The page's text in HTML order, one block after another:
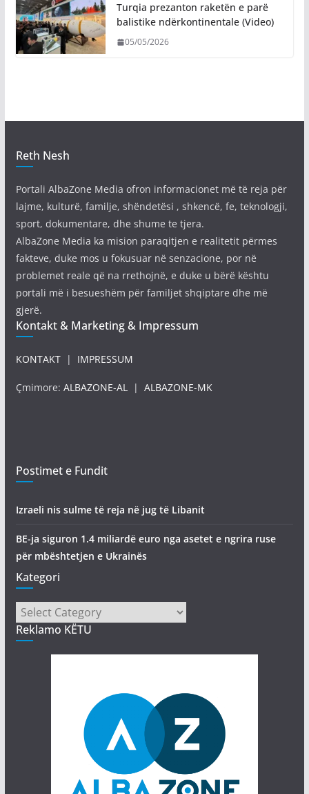
Turqia prezanton raketën e parë
balistike ndërkontinentale (Video)
05/05/2026
Reth Nesh
Portali AlbaZone Media ofron informacionet më të reja për
lajme, kulturë, familje, shëndetësi , shkencë, fe, teknologji,
sport, dokumentare, dhe shume te tjera.
AlbaZone Media ka mision paraqitjen e realitetit përmes
fakteve, duke mos u fokusuar në senzacione, por në
problemet reale që na rrethojnë, e duke u bërë kështu
portali më i besueshëm për familjet shqiptare dhe më
gjerë.
Kontakt & Marketing & Impressum
KONTAKT| IMPRESSUM
Çmimore: ALBAZONE-AL| ALBAZONE-MK
Postimet e Fundit
Izraeli nis sulme të reja në jug të Libanit
BE-ja siguron 1.4 miliardë euro nga asetet e ngrira ruse
për mbështetjen e Ukrainës
Kategori
Kategori
Reklamo KËTU